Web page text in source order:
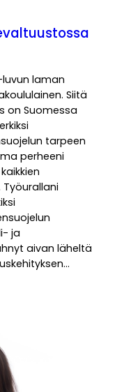
luvun laman
Siitä
on Suomessa
tarpeen
perheeni
ja
aivan läheltä